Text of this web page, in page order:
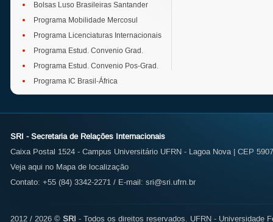
Bolsas Luso Brasileiras Santander
Programa Mobilidade Mercosul
Programa Licenciaturas Internacionais
Programa Estud. Convenio Grad.
Programa Estud. Convenio Pos-Grad.
Programa IC Brasil-África
SRI - Secretaria de Relações Internacionais
Caixa Postal 1524 - Campus Universitário UFRN - Lagoa Nova | CEP
Veja aqui no Mapa de localização
Contato: +55 (84) 3342-2271 / E-mail: sri@sri.ufrn.br
2012 / 2026 © SRI - Todos os direitos reservados. UFRN - Universidade